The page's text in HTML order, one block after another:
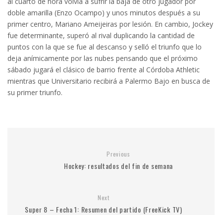
doble amarilla (Enzo Ocampo) y unos minutos después a su
primer centro, Mariano Ameijeiras por lesión. En cambio, Jockey
fue determinante, superó al rival duplicando la cantidad de
puntos con la que se fue al descanso y selló el triunfo que lo
deja anímicamente por las nubes pensando que el próximo
sábado jugará el clásico de barrio frente al Córdoba Athletic
mientras que Universitario recibirá a Palermo Bajo en busca de
su primer triunfo.
Previous
Hockey: resultados del fin de semana
Next
Super 8 – Fecha 1: Resumen del partido (FreeKick TV)